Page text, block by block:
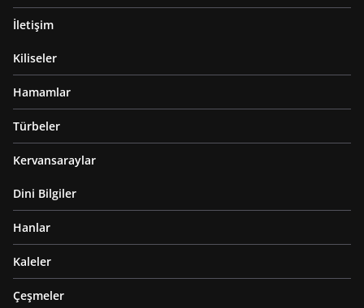
İletişim
Kiliseler
Hamamlar
Türbeler
Kervansaraylar
Dini Bilgiler
Hanlar
Kaleler
Çeşmeler